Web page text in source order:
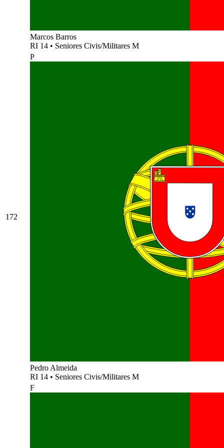
Marcos Barros
RI 14 • Seniores Civis/Militares M
172
P
Pedro Almeida
RI 14 • Seniores Civis/Militares M
F